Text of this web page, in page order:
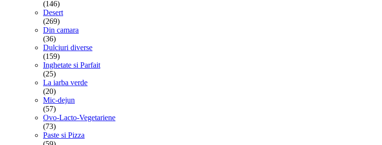
(146)
Desert
(269)
Din camara
(36)
Dulciuri diverse
(159)
Inghetate si Parfait
(25)
La iarba verde
(20)
Mic-dejun
(57)
Ovo-Lacto-Vegetariene
(73)
Paste si Pizza